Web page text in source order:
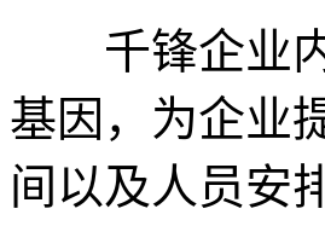
千锋企业内
基因，为企业
间以及人员安